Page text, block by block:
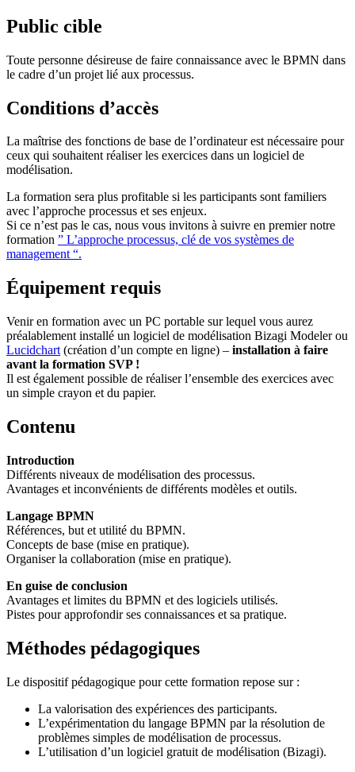
Public cible
Toute personne désireuse de faire connaissance avec le BPMN dans
le cadre d’un projet lié aux processus.
Conditions d’accès
La maîtrise des fonctions de base de l’ordinateur est nécessaire pour
ceux qui souhaitent réaliser les exercices dans un logiciel de
modélisation.
La formation sera plus profitable si les participants sont familiers
avec l’approche processus et ses enjeux.
Si ce n’est pas le cas, nous vous invitons à suivre en premier notre
formation ” L’approche processus, clé de vos systèmes de
management “.
Équipement requis
Venir en formation avec un PC portable sur lequel vous aurez
préalablement installé un logiciel de modélisation Bizagi Modeler ou
Lucidchart (création d’un compte en ligne) – installation à faire
avant la formation SVP !
Il est également possible de réaliser l’ensemble des exercices avec
un simple crayon et du papier.
Contenu
Introduction
Différents niveaux de modélisation des processus.
Avantages et inconvénients de différents modèles et outils.
Langage BPMN
Références, but et utilité du BPMN.
Concepts de base (mise en pratique).
Organiser la collaboration (mise en pratique).
En guise de conclusion
Avantages et limites du BPMN et des logiciels utilisés.
Pistes pour approfondir ses connaissances et sa pratique.
Méthodes pédagogiques
Le dispositif pédagogique pour cette formation repose sur :
La valorisation des expériences des participants.
L’expérimentation du langage BPMN par la résolution de
problèmes simples de modélisation de processus.
L’utilisation d’un logiciel gratuit de modélisation (Bizagi).